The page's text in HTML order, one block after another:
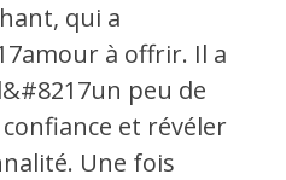
qui a
à offrir. Il a
peu de
et révéler
Une fois